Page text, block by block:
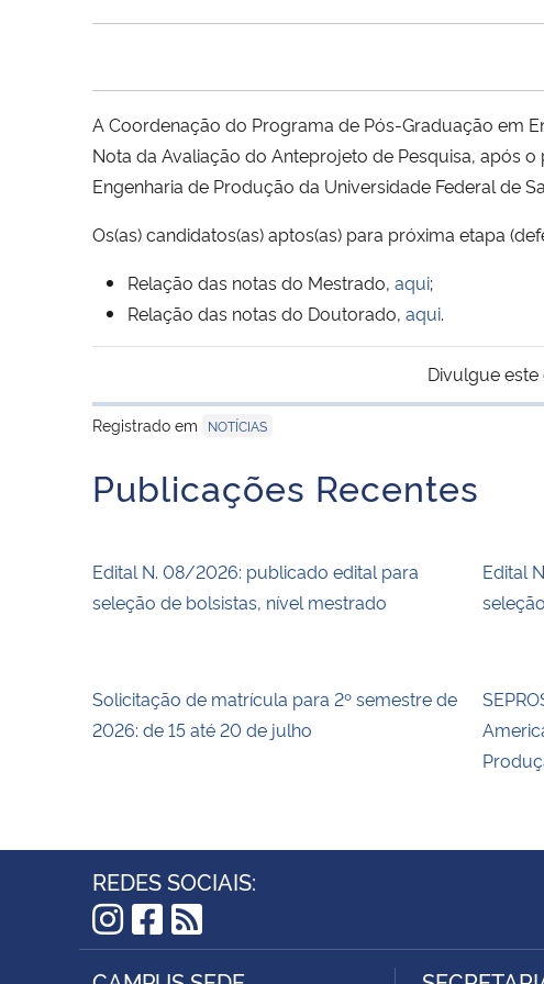
A Coordenação do Programa de Pós-Graduação em
Nota da Avaliação do Anteprojeto de Pesquisa, após
Engenharia de Produção da Universidade Federal de
Os(as) candidatos(as) aptos(as) para próxima etapa
Relação das notas do Mestrado, aqui;
Relação das notas do Doutorado, aqui.
Divulgue
Registrado em
NOTÍCIAS
Publicações Recentes
Edital N. 08/2026: publicado edital para
seleção de bolsistas, nível mestrado
Edital
Solicitação de matrícula para 2º semestre de
2026: de 15 até 20 de julho
REDES SOCIAIS:
Instagram
Facebook
RSS